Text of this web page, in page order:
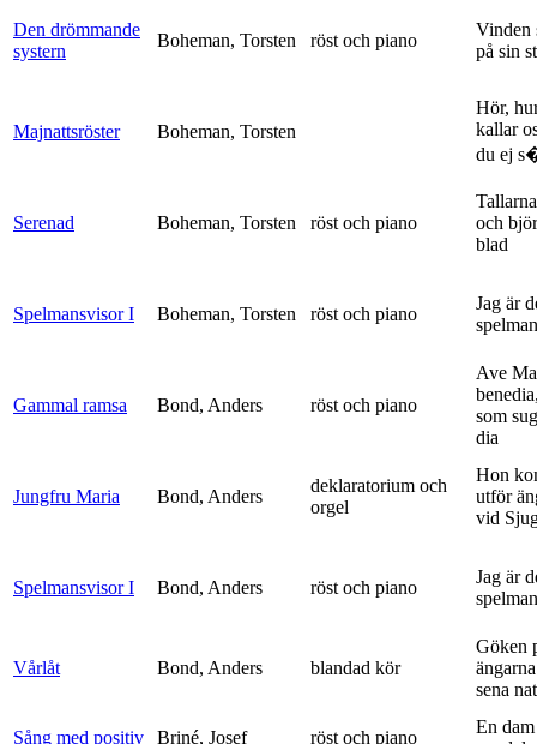
Den drömmande
systern
Boheman, Torsten röst och piano
Vinden
på sin
Majnattsröster Boheman, Torsten
Hör,
kallar
du ej
Serenad Boheman, Torsten röst och piano
och
blad
Spelmansvisor I Boheman, Torsten röst och piano
Jag är
spelman
Gammal ramsa Bond, Anders röst och piano
Ave
som
dia
Jungfru Maria Bond, Anders
deklaratorium och
orgel
Hon
utför
vid
Spelmansvisor I Bond, Anders röst och piano
Jag är
spelman
Vårlåt Bond, Anders blandad kör
Göken
sena
Sång med positiv Briné, Josef röst och piano
En